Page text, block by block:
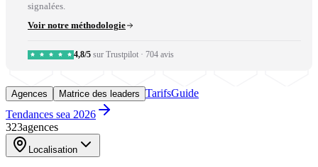
signalées.
Voir notre méthodologie
4,8/5 sur Trustpilot · 704 avis
Agences Matrice des leaders TarifsGuide
Tendances sea 2026
323agences
Localisation